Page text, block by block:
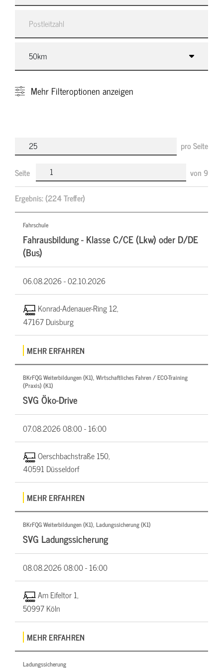
Mehr Filteroptionen anzeigen
pro Seite
Seite von 9
Ergebnis:(224 Treffer)
Fahrschule
Fahrausbildung - Klasse C/CE (Lkw) oder D/DE
(Bus)
06.08.2026 -02.10.2026
Konrad-Adenauer-Ring 12,
47167 Duisburg
MEHR ERFAHREN
BKrFQG Weiterbildungen (K1), Wirtschaftliches Fahren / ECO-Training
(Praxis) (K1)
SVG Öko-Drive
07.08.202608:00 - 16:00
Oerschbachstraße 150,
40591 Düsseldorf
MEHR ERFAHREN
BKrFQG Weiterbildungen (K1), Ladungssicherung (K1)
SVG Ladungssicherung
08.08.202608:00 - 16:00
Am Eifeltor 1,
50997 Köln
MEHR ERFAHREN
Ladungssicherung